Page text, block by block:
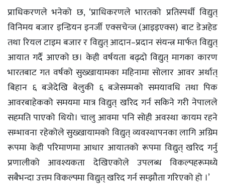
प्राधिकरणले भनेको छ, ‘प्राधिकरणले भारतको प्रतिस्पर्धी विद्युत्
विनिमय बजार इन्डियन इनर्जी एक्सचेन्ज (आइइएक्स) बाट डेअहेड
तथा रियल टाइम बजार र विद्युत् आदान–प्रदान संयन्त्र मार्फत विद्युत्
आयात गर्दै आएको छ। केही वर्षयता बढ्दो विद्युत् मागका कारण
भारतबाट गत वर्षको सुख्खायामका महिनामा सोलार आवर अर्थात्
बिहान ६ बजेदेखि बेलुकी ६ बजेसम्मको समयावधि तथा पिक
आवरबाहेकको समयमा मात्र विद्युत् खरिद गर्न सकिने गरी नेपालले
सहमति पाएको थियो। चालु आवमा पनि सोही अवस्था कायम रहने
सम्भावना रहेकोले सुख्खायामको विद्युत् व्यवस्थापनका लागि अग्रिम
रूपमा केही परिमाणमा आधार आयातको रूपमा विद्युत् खरिद गर्नु
प्रणालीको आवश्यकता देखिएकोले उपलब्ध विकल्पहरूमध्ये
सबैभन्दा उत्तम विकल्पमा विद्युत् खरिद गर्न सम्झौता गरिएको हो ।’